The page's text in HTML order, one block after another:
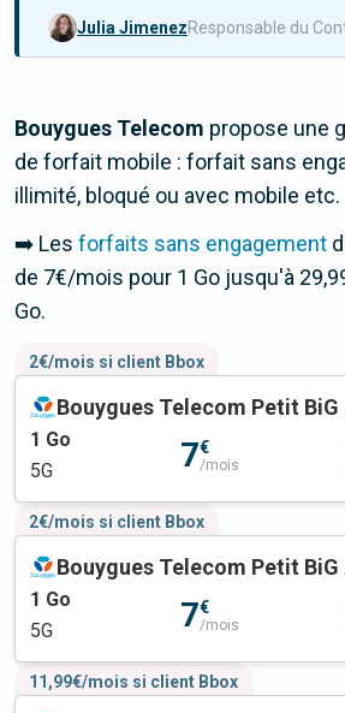
Julia JimenezResponsable du
Bouygues Telecom propose une
de forfait mobile : forfait sans
illimité, bloqué ou avec mobile etc.
➡️ Les forfaits sans engagement
de 7€/mois pour 1 Go jusqu'à
Go.
2€/mois si client Bbox
1 Go
5G
7€
/mois
2€/mois si client Bbox
1 Go
5G
7€
/mois
11,99€/mois si client Bbox